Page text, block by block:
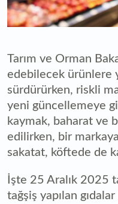
Tarım ve Orman
edebilecek ürünlere
sürdürürken, riskli
yeni güncellemeye
kaymak, baharat ve
edilirken, bir
sakatat, köftede de
İşte 25 Aralık 2025
tağşiş yapılan